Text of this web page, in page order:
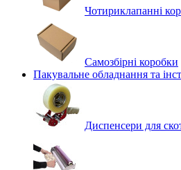
Чотириклапанні
Самозбірні коробки
Пакувальне обладнання та
Диспенсери для